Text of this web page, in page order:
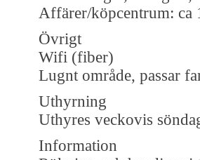
Affärer/köpcentrum: ca
Övrigt
Wifi (fiber)
Lugnt område, passar
Uthyrning
Uthyres veckovis
Information